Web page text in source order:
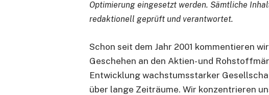
Optimierung eingesetzt werden. Sämtliche
redaktionell geprüft und verantwortet.
Schon seit dem Jahr 2001 kommentieren
Geschehen an den Aktien- und
Entwicklung wachstumsstarker
über lange Zeiträume. Wir konzentrieren